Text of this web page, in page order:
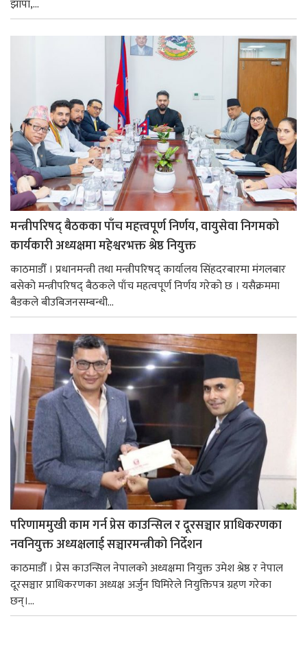
झापा,...
मन्त्रीपरिषद् बैठकका पाँच महत्त्वपूर्ण निर्णय, वायुसेवा निगमको
कार्यकारी अध्यक्षमा महेश्वरभक्त श्रेष्ठ नियुक्त
काठमाडौँ । प्रधानमन्त्री तथा मन्त्रीपरिषद् कार्यालय सिंहदरबारमा मंगलबार
बसेको मन्त्रीपरिषद् बैठकले पाँच महत्वपूर्ण निर्णय गरेको छ । यसैक्रममा
बैडकले बीउबिजनसम्बन्धी...
परिणाममुखी काम गर्न प्रेस काउन्सिल र दूरसञ्चार प्राधिकरणका
नवनियुक्त अध्यक्षलाई सञ्चारमन्त्रीको निर्देशन
काठमाडौँ । प्रेस काउन्सिल नेपालको अध्यक्षमा नियुक्त उमेश श्रेष्ठ र नेपाल
दूरसञ्चार प्राधिकरणका अध्यक्ष अर्जुन घिमिरेले नियुक्तिपत्र ग्रहण गरेका
छन्।...